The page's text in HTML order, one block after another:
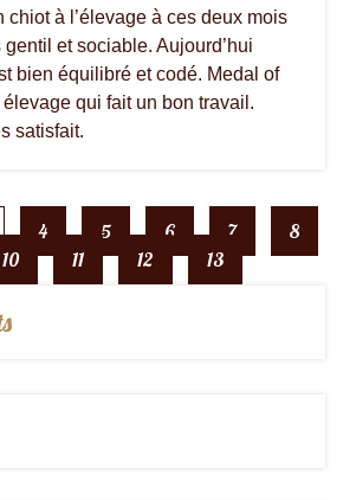
chiot à l’élevage à ces deux mois
et sociable. Aujourd’hui
bien équilibré et codé. Medal of
qui fait un bon travail.
satisfait.
4 5 6 7
8
10 11 12 13